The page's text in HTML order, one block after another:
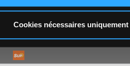
Cookies nécessaires uniquement
86,10 €